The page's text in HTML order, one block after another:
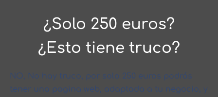
¿Solo 250 euros?
¿Esto tiene truco?
NO, No hay truco, por solo 250 euros podrás
tener una pagina web, adaptada a tu negocio, y